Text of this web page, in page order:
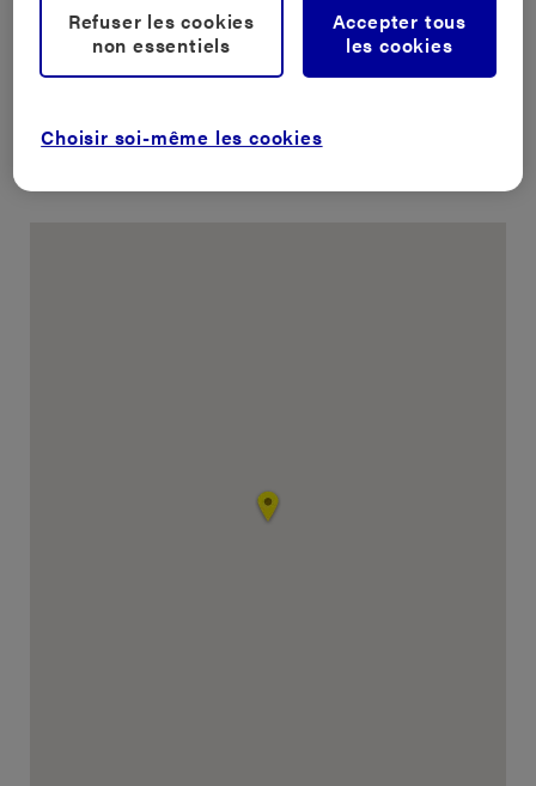
(sur rendez-vous)
16h 00 - 18h 00
Vendredi
10h 00 - 12h 00
Choisir soi-même les cookies
Refuser les cookies
non essentiels
Accepter tous
les cookies